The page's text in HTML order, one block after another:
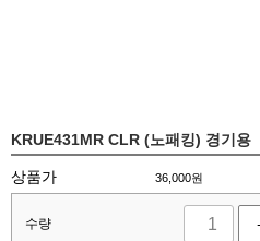
KRUE431MR CLR (노패킹) 경기용
상품가 36,000원
수량